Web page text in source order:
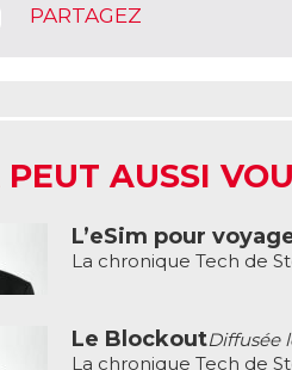
PARTAGEZ
AUSSI
L’eSim pour
La chronique Tech de
Le BlockoutDiffusée
La chronique Tech de